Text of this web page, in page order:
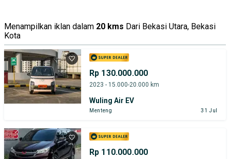
Menampilkan iklan dalam 20 kms Dari Bekasi Utara, Bekasi
Kota
Rp 130.000.000
2023 - 15.000-20.000 km
Wuling Air EV
Menteng 31 Jul
Rp 110.000.000